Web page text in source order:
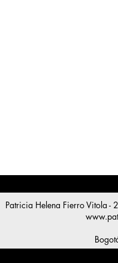
Patricia Helena Fierro Vitola -